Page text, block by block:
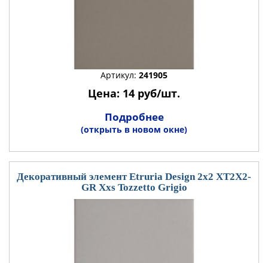
Артикул: 241905
Цена: 14 руб/шт.
Подробнее
(открыть в новом окне)
Декоративный элемент Etruria Design 2x2 XT2X2-
GR Xxs Tozzetto Grigio